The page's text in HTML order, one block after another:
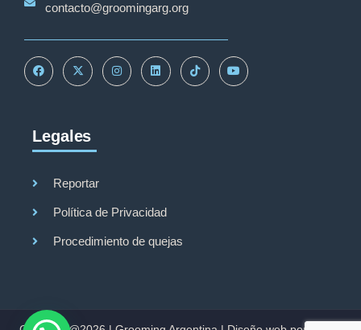
contacto@groomingarg.org
Legales
Reportar
Política de Privacidad
Procedimiento de quejas